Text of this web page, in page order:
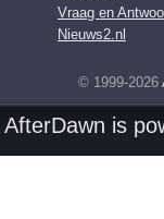
Vraag en
Nieuws2.nl
© 1999-2026
AfterDawn is